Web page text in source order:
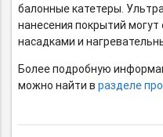
балонные катетеры.
нанесения покрытий
насадками и
Более подробную
можно найти вразделе